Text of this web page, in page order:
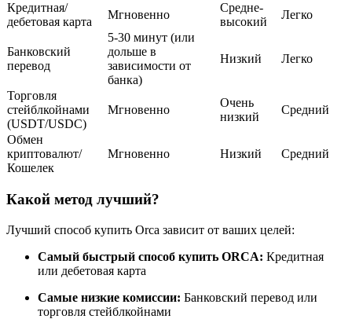
Копирование торговли
Присоединяйтесь к лучшим трейдерам
Станьте копи-трейдером
Наслаждайтесь распределением прибыли и комиссиями
за копи-трейдинг
Кредитная/
дебетовая карта
Мгновенно
Средне-
высокий
Легко
Банковский
перевод
5-30 минут (или
дольше в
зависимости от
банка)
Низкий Легко
Торговля
стейблкойнами
(USDT/USDC)
Мгновенно
Очень
низкий
Средний
Обмен
криптовалют/
Кошелек
Мгновенно Низкий Средний
Какой метод лучший?
Лучший способ купить Orca зависит от ваших целей:
Самый быстрый способ купить ORCA: Кредитная
или дебетовая карта
Самые низкие комиссии: Банковский перевод или
торговля стейблкойнами